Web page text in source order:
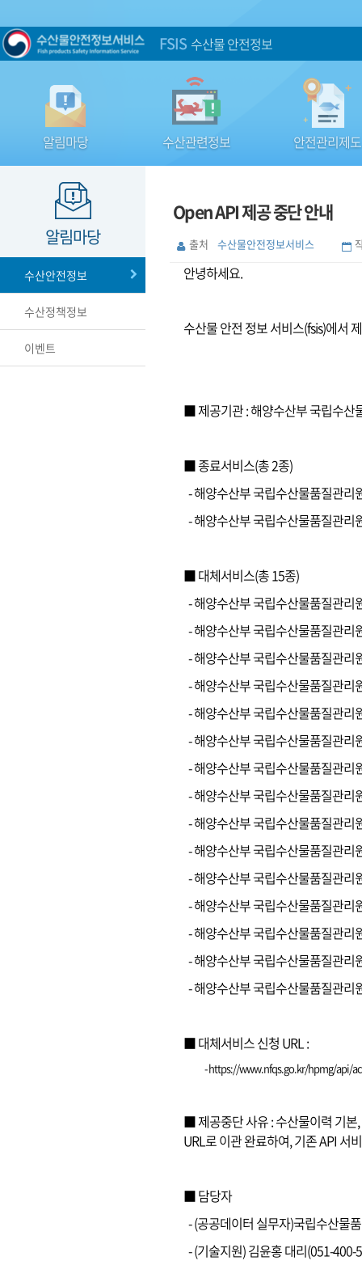
FSIS 수산물 안전정보
알림마당 수산관련정보 안전관리제도
알림마당
수산안전정보
수산정책정보
이벤트
Open API 제공 중단 안내
출처 수산물안전정보서비스
안녕하세요.
수산물 안전 정보 서비스(fsis)에서
■ 제공기관 : 해양수산부 국립수산
■ 종료서비스(총 2종)
- 해양수산부 국립수산물품질관리
- 해양수산부 국립수산물품질관
■ 대체서비스(총 15종)
- 해양수산부 국립수산물품질관
- 해양수산부 국립수산물품질관
- 해양수산부 국립수산물품질관
- 해양수산부 국립수산물품질관
- 해양수산부 국립수산물품질관
- 해양수산부 국립수산물품질관
- 해양수산부 국립수산물품질관
- 해양수산부 국립수산물품질관
- 해양수산부 국립수산물품질관
- 해양수산부 국립수산물품질관
- 해양수산부 국립수산물품질관
- 해양수산부 국립수산물품질관
- 해양수산부 국립수산물품질관
- 해양수산부 국립수산물품질관
- 해양수산부 국립수산물품질관
■ 대체서비스 신청 URL :
- https://www.nfqs.go.kr/hpmg/api/
■ 제공중단 사유 : 수산물이력 기본
URL로 이관 완료하여, 기존 API 서
■ 담당자
- (공공데이터 실무자)국립수산물
- (기술지원) 김윤홍 대리(051-400-